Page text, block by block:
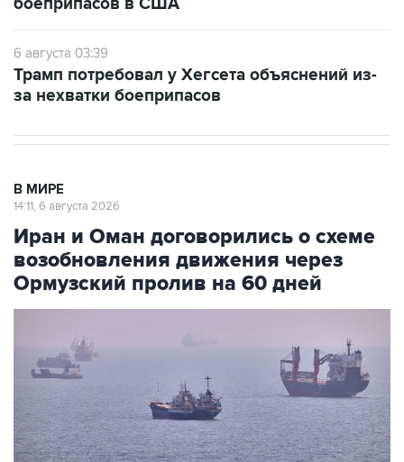
6 августа 03:39
Трамп потребовал у Хегсета объяснений из-
за нехватки боеприпасов
В МИРЕ
14:11, 6 августа 2026
Иран и Оман договорились о схеме
возобновления движения через
Ормузский пролив на 60 дней